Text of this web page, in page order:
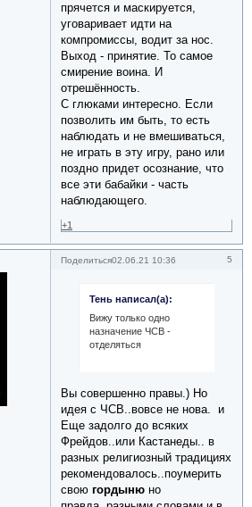
прячется и маскируется,
уговаривает идти на
компромиссы, водит за нос.
Выход - принятие. То самое
смирение воина. И
отрешённость.
С глюками интересно. Если
позволить им быть, то есть
наблюдать и не вмешиваться,
не играть в эту игру, рано или
поздно придет осознание, что
все эти бабайки - часть
наблюдающего.
+1
Поделиться 5
02.06.21 10:36
Тень написал(а):
Вижу только одно
назначение ЧСВ -
отделяться
Вы совершенно правы.) Но
идея с ЧСВ..вовсе не нова. и
Еще задолго до всяких
Фрейдов..или Кастанеды.. в
разных религиозный традициях
рекомендовалось..поумерить
свою гордыню но